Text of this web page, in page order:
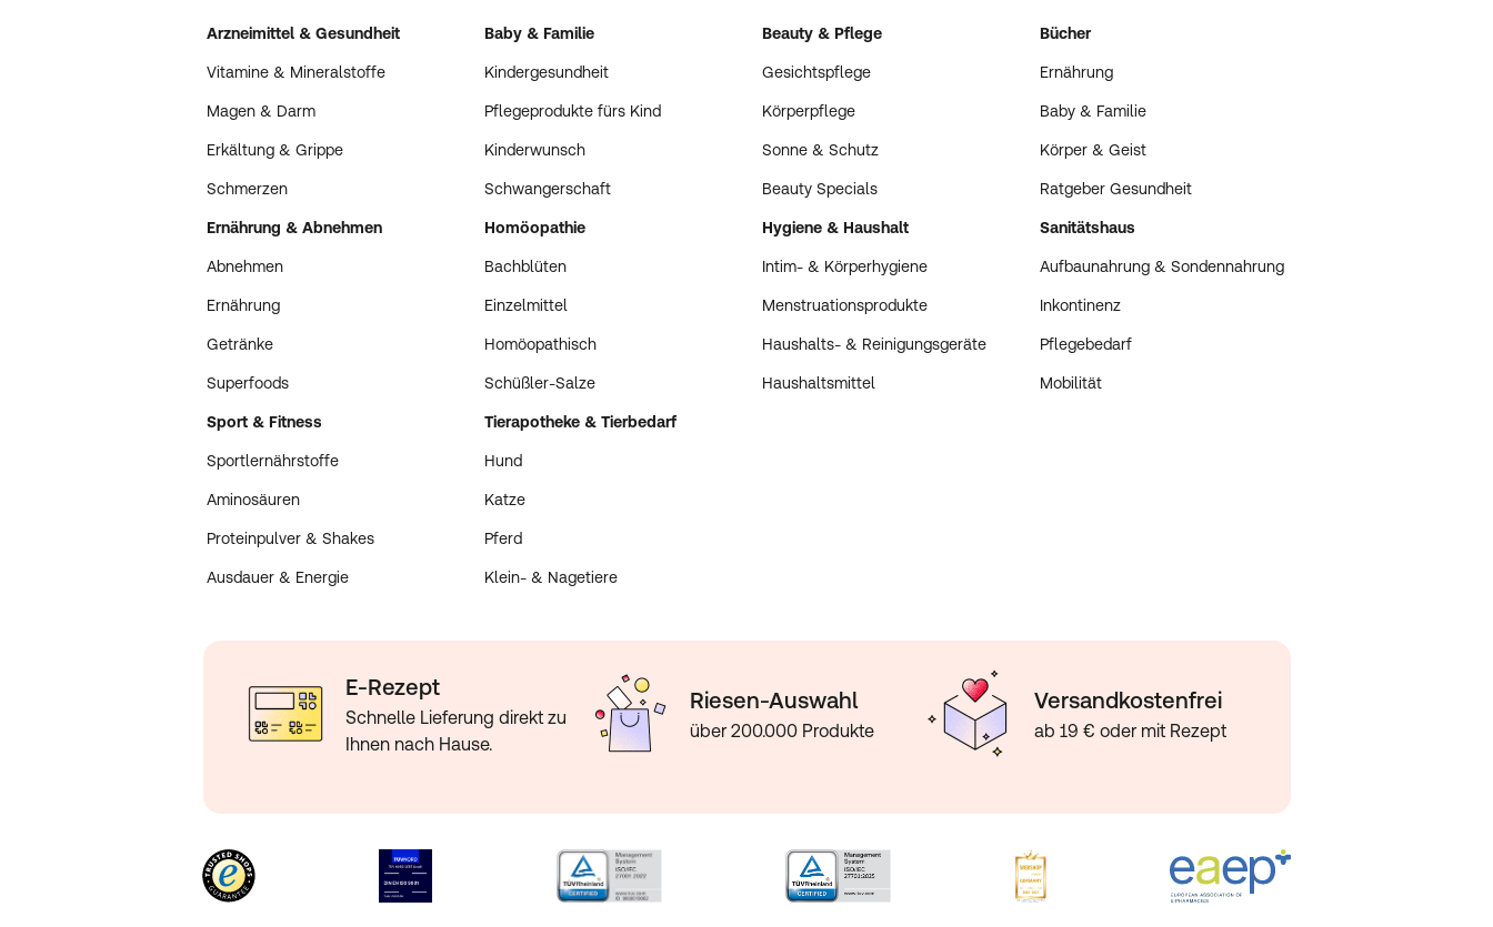
Arzneimittel & Gesundheit
Vitamine & Mineralstoffe
Magen & Darm
Erkältung & Grippe
Schmerzen
Baby & Familie
Kindergesundheit
Pflegeprodukte fürs Kind
Kinderwunsch
Schwangerschaft
Beauty & Pflege
Gesichtspflege
Körperpflege
Sonne & Schutz
Beauty Specials
Bücher
Ernährung
Baby & Familie
Körper & Geist
Ratgeber Gesundheit
Ernährung & Abnehmen
Abnehmen
Ernährung
Getränke
Superfoods
Homöopathie
Bachblüten
Einzelmittel
Homöopathisch
Schüßler-Salze
Hygiene & Haushalt
Intim- & Körperhygiene
Menstruationsprodukte
Haushalts- & Reinigungsgeräte
Haushaltsmittel
Sanitätshaus
Aufbaunahrung & Sondennahrung
Inkontinenz
Pflegebedarf
Mobilität
Sport & Fitness
Sportlernährstoffe
Aminosäuren
Proteinpulver & Shakes
Ausdauer & Energie
Tierapotheke & Tierbedarf
Hund
Katze
Pferd
Klein- & Nagetiere
E-Rezept
Schnelle Lieferung direkt zu
Ihnen nach Hause.
Riesen-Auswahl
über 200.000 Produkte
Versandkostenfrei
ab 19 € oder mit Rezept